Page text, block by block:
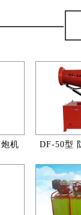
机 DF-50型